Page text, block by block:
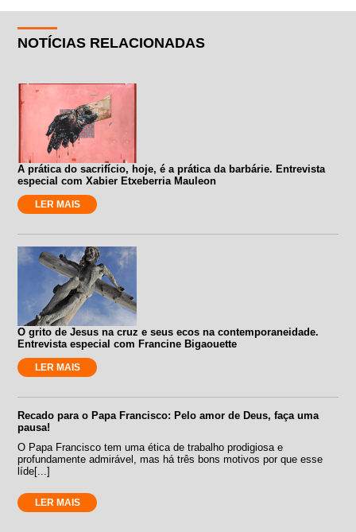
NOTÍCIAS RELACIONADAS
A prática do sacrifício, hoje, é a prática da barbárie. Entrevista
especial com Xabier Etxeberria Mauleon
LER MAIS
O grito de Jesus na cruz e seus ecos na contemporaneidade.
Entrevista especial com Francine Bigaouette
LER MAIS
Recado para o Papa Francisco: Pelo amor de Deus, faça uma
pausa!
O Papa Francisco tem uma ética de trabalho prodigiosa e
profundamente admirável, mas há três bons motivos por que esse
líde[...]
LER MAIS